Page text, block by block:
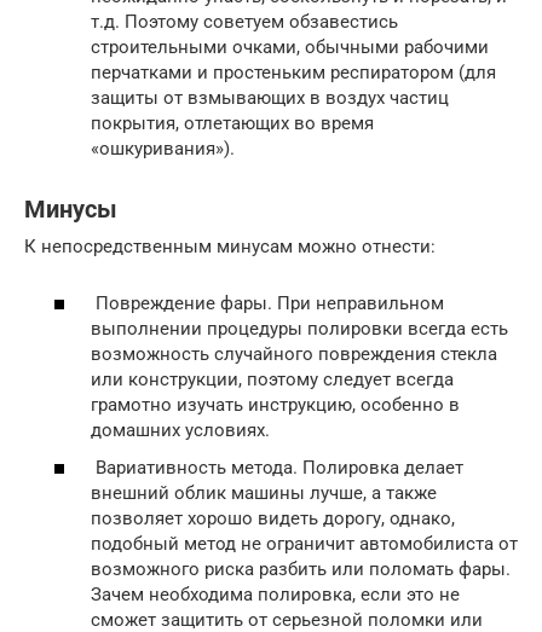
т.д. Поэтому советуем обзавестись
строительными очками, обычными рабочими
перчатками и простеньким респиратором (для
защиты от взмывающих в воздух частиц
покрытия, отлетающих во время
«ошкуривания»).
Минусы
К непосредственным минусам можно отнести:
Повреждение фары. При неправильном
выполнении процедуры полировки всегда есть
возможность случайного повреждения стекла
или конструкции, поэтому следует всегда
грамотно изучать инструкцию, особенно в
домашних условиях.
Вариативность метода. Полировка делает
внешний облик машины лучше, а также
позволяет хорошо видеть дорогу, однако,
подобный метод не ограничит автомобилиста от
возможного риска разбить или поломать фары.
Зачем необходима полировка, если это не
сможет защитить от серьезной поломки или